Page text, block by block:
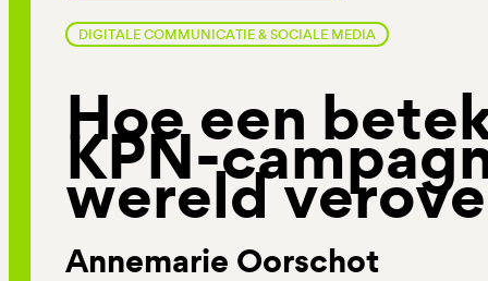
DIGITALE COMMUNICATIE & SOCIALE MEDIA
Hoe een
KPN-
wereld
Annemarie Oorschot